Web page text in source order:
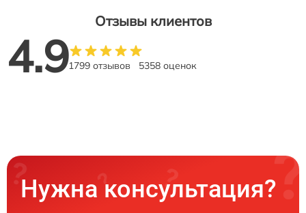
Отзывы клиентов
4.91799 отзывов 5358 оценок
Нужна консультация?